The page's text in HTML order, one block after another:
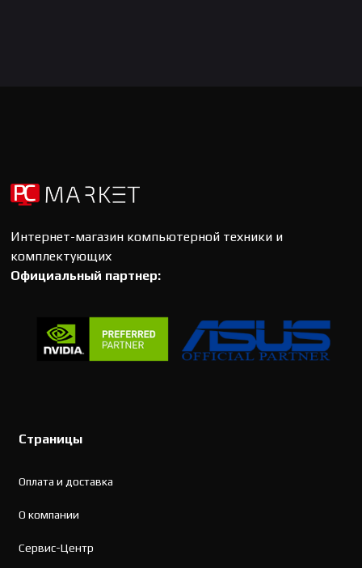
Интернет-магазин компьютерной техники и
комплектующих
Официальный партнер:
Страницы
Оплата и доставка
О компании
Сервис-Центр